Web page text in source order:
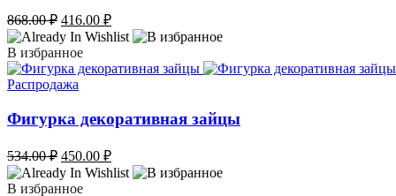
868.00₽ Первоначальная
цена
составляла
868.00 ₽.
416.00 ₽Текущая
цена:
В избранное
Распродажа
Фигурка декоративная зайцы
534.00₽ Первоначальная
цена
составляла
450.00 ₽Текущая
цена:
В избранное